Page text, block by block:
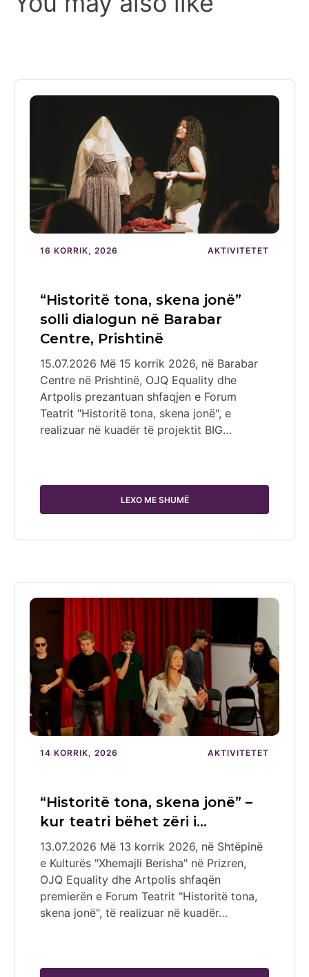
16 KORRIK, 2026 AKTIVITETET
“Historitë tona, skena jonë”
solli dialogun në Barabar
Centre, Prishtinë
15.07.2026 Më 15 korrik 2026, në Barabar
Centre në Prishtinë, OJQ Equality dhe
Artpolis prezantuan shfaqjen e Forum
Teatrit "Historitë tona, skena jonë", e
realizuar në kuadër të projektit BIG…
LEXO ME SHUMË
14 KORRIK, 2026 AKTIVITETET
“Historitë tona, skena jonë” –
kur teatri bëhet zëri i…
13.07.2026 Më 13 korrik 2026, në Shtëpinë
e Kulturës "Xhemajli Berisha" në Prizren,
OJQ Equality dhe Artpolis shfaqën
premierën e Forum Teatrit "Historitë tona,
skena jonë", të realizuar në kuadër…